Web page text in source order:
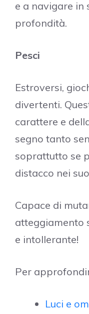
e a navigare in
profondità.
Pesci
Estroversi,
divertenti.
carattere e
segno tanto
soprattutto se
distacco nei
Capace di
atteggiamento
e intollerante!
Per
Luci e